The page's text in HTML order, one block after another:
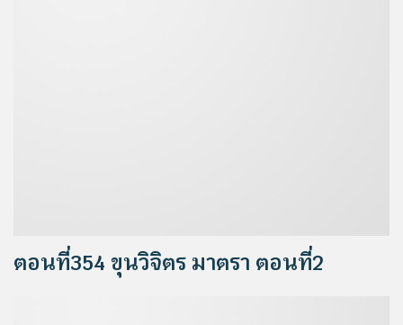
ตอนที่354 ขุนวิจิตร มาตรา ตอนที่2